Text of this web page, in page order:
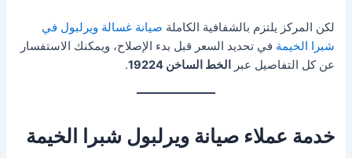
لكن المركز يلتزم بالشفافية الكاملة صيانة غسالة ويرلبول في
شبرا الخيمة في تحديد السعر قبل بدء الإصلاح، ويمكنك الاستفسار
عن كل التفاصيل عبر
الخط الساخن 19224 .
خدمة عملاء صيانة ويرلبول شبرا الخيمة